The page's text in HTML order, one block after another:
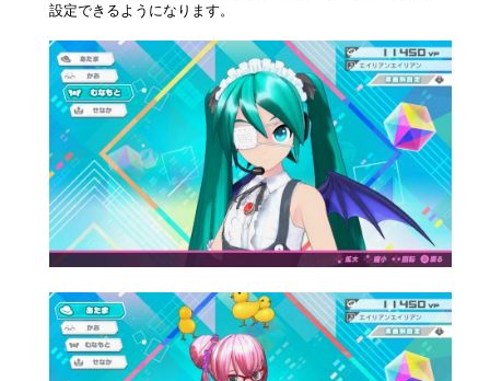
設定できるようになります。